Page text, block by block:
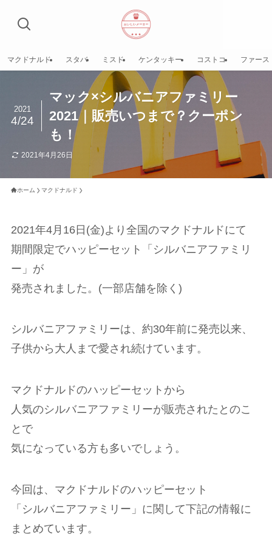
マクドナルド スタバ ミスド ケンタッキー コストコ ファース
マック×シルバニアファミリー
2021｜販売いつまで？クーポン
も！
2021
4/24
2021年4月26日
ホーム マクドナルド
2021年4月16日(金)より全国のマクドナルドにて
期間限定でハッピーセット「シルバニアファミリ
ー」が
発売されました。(一部店舗を除く)
シルバニアファミリーは、約30年前に発売以来、
子供から大人まで愛され続けています。
マクドナルドのハッピーセットから
人気のシルバニアファミリーが販売されたとのこ
とで
気になっている方も多いでしょう。
今回は、マクドナルドのハッピーセット
「シルバニアファミリー」に関して下記の情報に
まとめています。